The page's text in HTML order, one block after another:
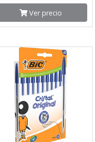
Ver precio